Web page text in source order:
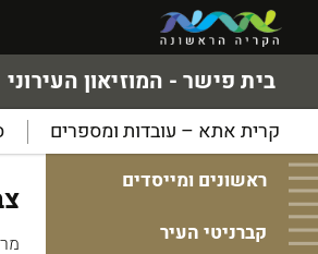
בית פישר - המוזיאון העירוני
קרית אתא – עובדות ומספרים
ראשונים ומייסדים
קברניטי העיר